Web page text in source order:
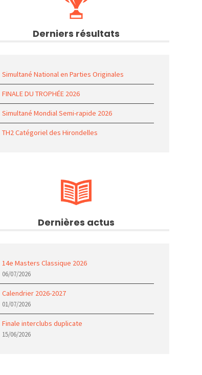
Derniers résultats
Simultané National en Parties Originales
FINALE DU TROPHÉE 2026
Simultané Mondial Semi-rapide 2026
TH2 Catégoriel des Hirondelles
Dernières actus
14e Masters Classique 2026
06/07/2026
Calendrier 2026-2027
01/07/2026
Finale interclubs duplicate
15/06/2026